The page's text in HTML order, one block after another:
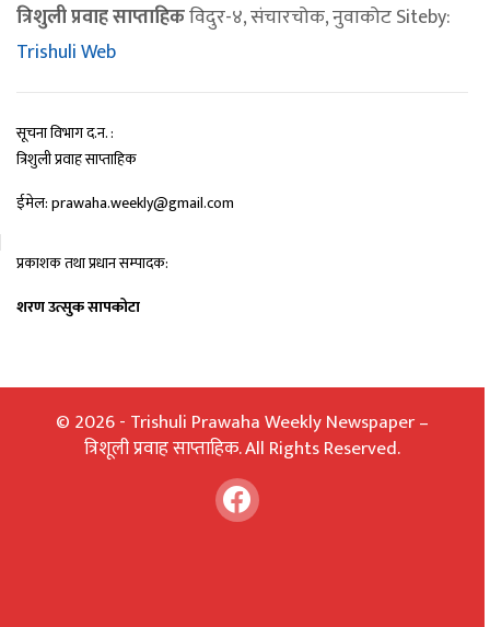
त्रिशुली प्रवाह साप्ताहिकविदुर-४, संचारचोक, नुवाकोट Siteby:
Trishuli Web
सूचना विभाग द.न. :
त्रिशुली प्रवाह साप्ताहिक
ईमेल: prawaha.weekly@gmail.com
प्रकाशक तथा प्रधान सम्पादक:
शरण उत्सुक सापकोटा
© 2026 - Trishuli Prawaha Weekly Newspaper –
त्रिशूली प्रवाह साप्ताहिक. All Rights Reserved.